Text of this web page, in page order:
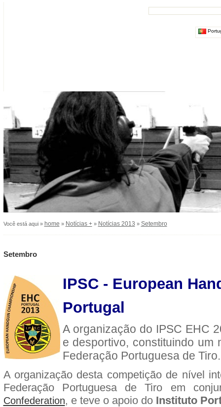
Você está aqui » home » Notícias +» Notícias 2013 » Setembro
Setembro
IPSC - European
Portugal
A organização do IPSC EHC
e desportivo, constituindo um
Federação Portuguesa de Tiro.
A organização desta competição de nível
Federação Portuguesa de Tiro em
Confederation, e teve o apoio do Instituto